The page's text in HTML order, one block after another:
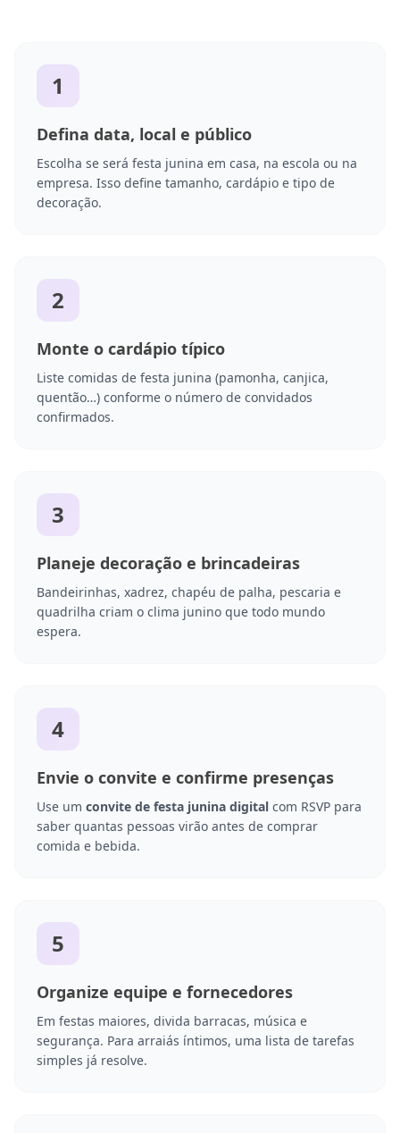
1
Defina data, local e público
Escolha se será festa junina em casa, na escola ou na
empresa. Isso define tamanho, cardápio e tipo de
decoração.
2
Monte o cardápio típico
Liste comidas de festa junina (pamonha, canjica,
quentão…) conforme o número de convidados
confirmados.
3
Planeje decoração e brincadeiras
Bandeirinhas, xadrez, chapéu de palha, pescaria e
quadrilha criam o clima junino que todo mundo
espera.
4
Envie o convite e confirme presenças
Use um convite de festa junina digital com RSVP para
saber quantas pessoas virão antes de comprar
comida e bebida.
5
Organize equipe e fornecedores
Em festas maiores, divida barracas, música e
segurança. Para arraiás íntimos, uma lista de tarefas
simples já resolve.